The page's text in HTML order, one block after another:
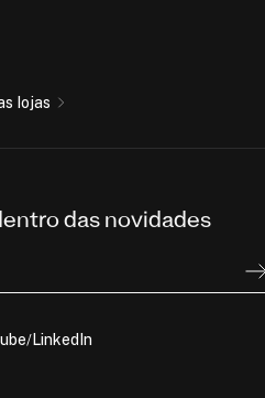
lojas
das novidades
LinkedIn